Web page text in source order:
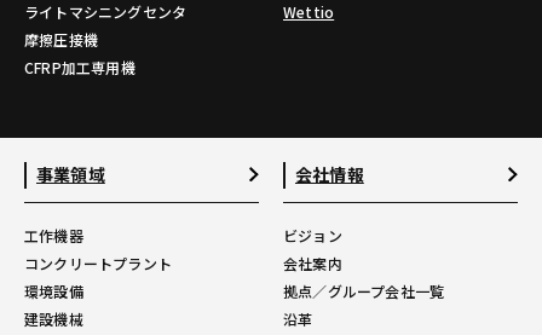
ライトマシニングセンタ
摩擦圧接機
CFRP加工専用機
Wettio
事業領域
工作機器
コンクリートプラント
環境設備
建設機械
会社情報
ビジョン
会社案内
拠点／グループ会社一覧
沿革